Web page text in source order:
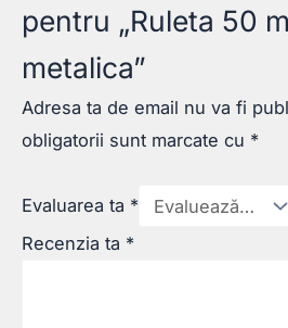
pentru „Ruleta 50
metalica”
Adresa ta de email nu va fi
obligatorii sunt marcate cu *
Evaluarea ta *
Recenzia ta *